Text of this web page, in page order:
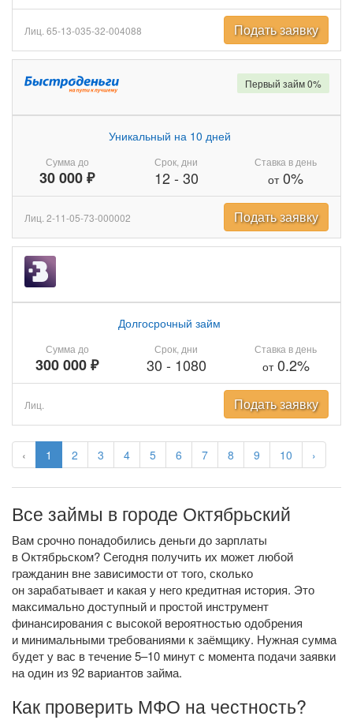
‹ 1 2 3 4 5 6 7 8 9 10 ›
Лиц. 65-13-035-32-004088 Подать заявку
Сумма до
30 000 ₽
Уникальный на 10 дней
Срок, дни
12- 30
Ставка в день
от0%
Первый займ 0%
Лиц. 2-11-05-73-000002 Подать заявку
Сумма до
300 000 ₽
Долгосрочный займ
Срок, дни
30 - 1080
Ставка в день
от0.2%
Лиц. Подать заявку
Все займы в городе Октябрьский
Вам срочно понадобились деньги до зарплаты
в Октябрьском? Сегодня получить их может любой
гражданин вне зависимости от того, сколько
он зарабатывает и какая у него кредитная история. Это
максимально доступный и простой инструмент
финансирования с высокой вероятностью одобрения
и минимальными требованиями к заёмщику. Нужная сумма
будет у вас в течение 5–10 минут с момента подачи заявки
на один из 92 вариантов займа.
Как проверить МФО на честность?